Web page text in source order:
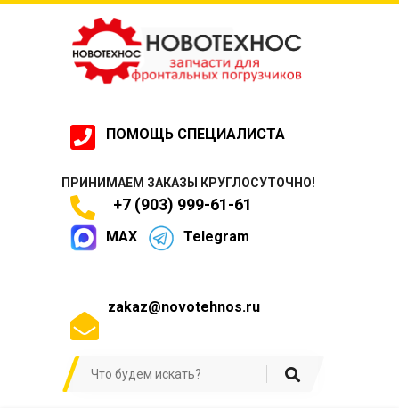
ПОМОЩЬ СПЕЦИАЛИСТА
ПРИНИМАЕМ ЗАКАЗЫ КРУГЛОСУТОЧНО!
+7 (903) 999-61-61
MAX Telegram
zakaz@novotehnos.ru